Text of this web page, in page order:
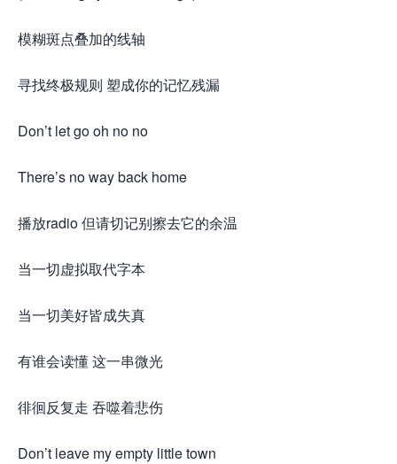
模糊斑点叠加的线轴
寻找终极规则 塑成你的记忆残漏
Don’t let go oh no no
There’s no way back home
播放radio 但请切记别擦去它的余温
当一切虚拟取代字本
当一切美好皆成失真
有谁会读懂 这一串微光
徘徊反复走 吞噬着悲伤
Don’t leave my empty little town